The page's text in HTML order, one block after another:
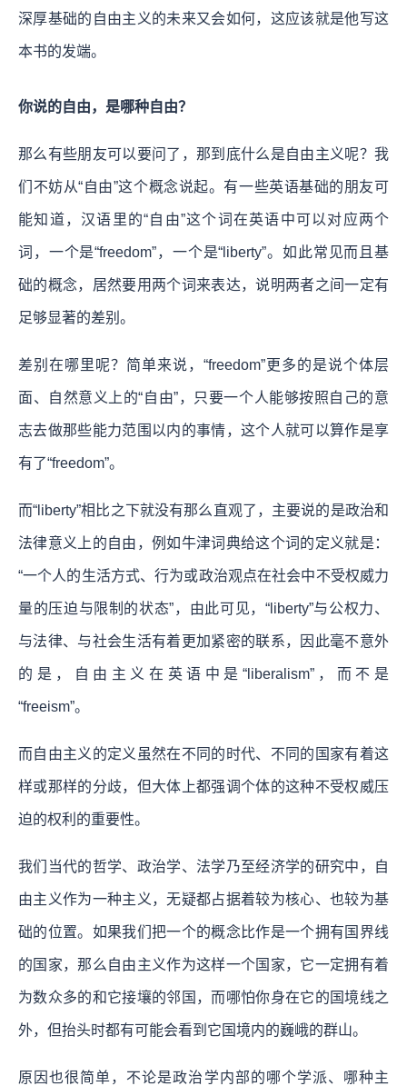
深厚基础的自由主义的未来又会如何，这应该就是他写这
本书的发端。
你说的自由，是哪种自由？
那么有些朋友可以要问了，那到底什么是自由主义呢？我
们不妨从“自由”这个概念说起。有一些英语基础的朋友可
能知道，汉语里的“自由”这个词在英语中可以对应两个
词，一个是“freedom”，一个是“liberty”。如此常见而且基
础的概念，居然要用两个词来表达，说明两者之间一定有
足够显著的差别。
差别在哪里呢？简单来说，“freedom”更多的是说个体层
面、自然意义上的“自由”，只要一个人能够按照自己的意
志去做那些能力范围以内的事情，这个人就可以算作是享
有了“freedom”。
而“liberty”相比之下就没有那么直观了，主要说的是政治和
法律意义上的自由，例如牛津词典给这个词的定义就是：
“一个人的生活方式、行为或政治观点在社会中不受权威力
量的压迫与限制的状态”，由此可见，“liberty”与公权力、
与法律、与社会生活有着更加紧密的联系，因此毫不意外
的是，自由主义在英语中是“liberalism”，而不是
“freeism”。
而自由主义的定义虽然在不同的时代、不同的国家有着这
样或那样的分歧，但大体上都强调个体的这种不受权威压
迫的权利的重要性。
我们当代的哲学、政治学、法学乃至经济学的研究中，自
由主义作为一种主义，无疑都占据着较为核心、也较为基
础的位置。 如果我们把一个的概念比作是一个拥有国界线
的国家，那么自由主义作为这样一个国家，它一定拥有着
为数众多的和它接壤的邻国，而哪怕你身在它的国境线之
外，但抬头时都有可能会看到它国境内的巍峨的群山。
原因也很简单，不论是政治学内部的哪个学派、哪种主